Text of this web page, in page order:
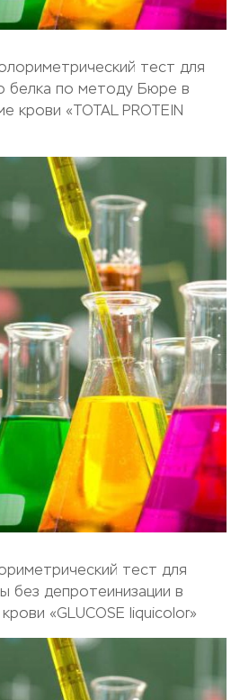
тест для
белка по методу Бюре в
крови «TOTAL PROTEIN
тест для
без депротеинизации в
«GLUCOSE liquicolor»